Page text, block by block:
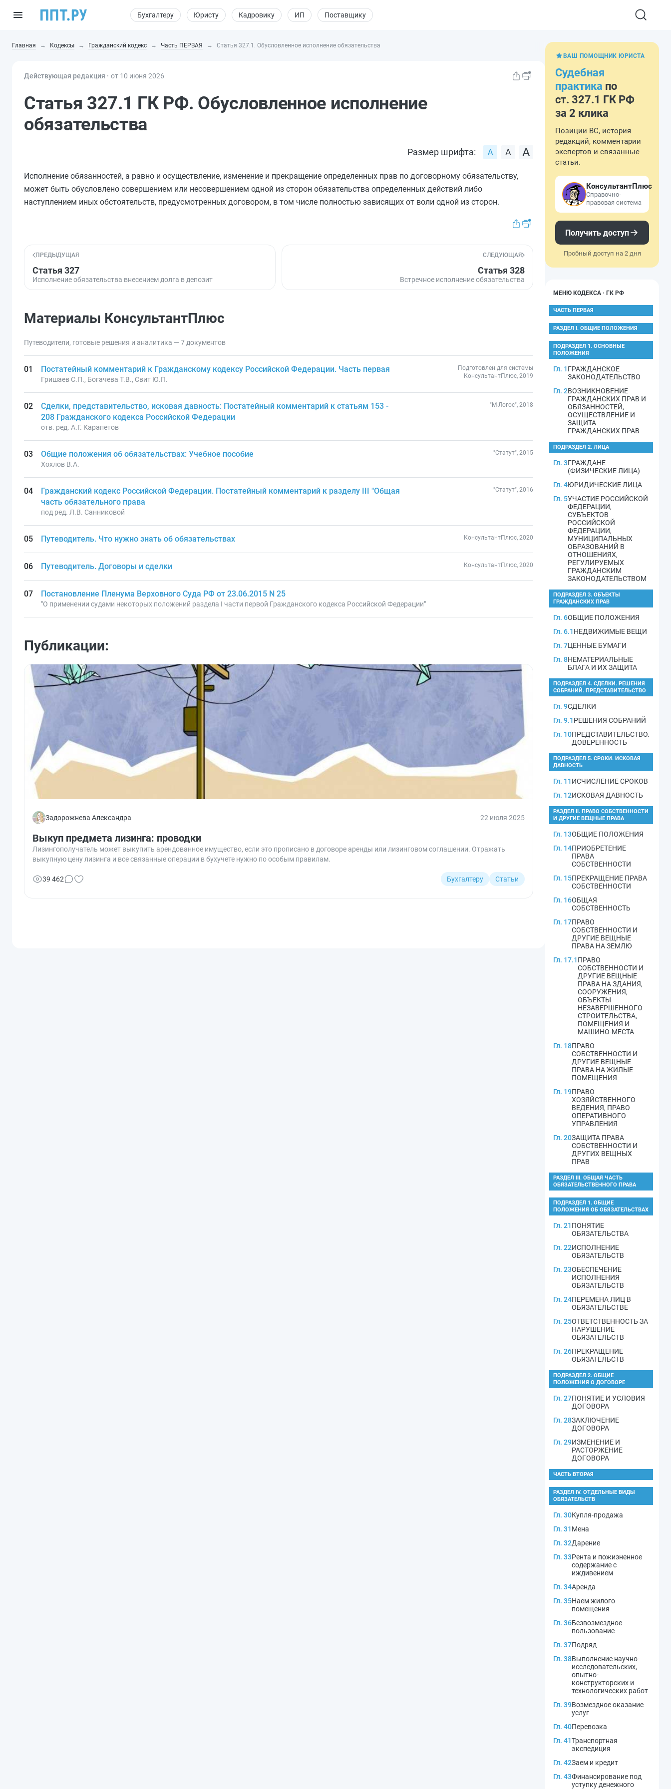
Бухгалтеру Юристу Кадровику ИП Поставщику
Главная Кодексы Гражданский кодекс Часть ПЕРВАЯ Статья 327.1. Обусловленное исполнение обязательства
Действующая редакция ⸱ от 10 июня 2026
Статья 327.1 ГК РФ. Обусловленное исполнение
обязательства
Размер шрифта:
Исполнение обязанностей, а равно и осуществление, изменение и прекращение определенных прав по договорному обязательству,
может быть обусловлено совершением или несовершением одной из сторон обязательства определенных действий либо
наступлением иных обстоятельств, предусмотренных договором, в том числе полностью зависящих от воли одной из сторон.
ПРЕДЫДУЩАЯ
Статья 327
Исполнение обязательства внесением долга в депозит
СЛЕДУЮЩАЯ
Статья 328
Встречное исполнение обязательства
Материалы КонсультантПлюс
Путеводители, готовые решения и аналитика — 7 документов
Постатейный комментарий к Гражданскому кодексу Российской Федерации. Часть первая
Гришаев С.П., Богачева Т.В., Свит Ю.П.
Подготовлен для системы
КонсультантПлюс, 2019
Сделки, представительство, исковая давность: Постатейный комментарий к статьям 153 -
208 Гражданского кодекса Российской Федерации
отв. ред. А.Г. Карапетов
"М-Логос", 2018
Общие положения об обязательствах: Учебное пособие
Хохлов В.А.
"Статут", 2015
Гражданский кодекс Российской Федерации. Постатейный комментарий к разделу III "Общая
часть обязательного права
под ред. Л.В. Санниковой
"Статут", 2016
Путеводитель. Что нужно знать об обязательствах КонсультантПлюс, 2020
Путеводитель. Договоры и сделки КонсультантПлюс, 2020
Постановление Пленума Верховного Суда РФ от 23.06.2015 N 25
"О применении судами некоторых положений раздела I части первой Гражданского кодекса Российской Федерации"
Публикации:
Задорожнева Александра 22 июля 2025
Выкуп предмета лизинга: проводки
Лизингополучатель может выкупить арендованное имущество, если это прописано в договоре аренды или лизинговом соглашении. Отражать
выкупную цену лизинга и все связанные операции в бухучете нужно по особым правилам.
Бухгалтеру Статьи
39 462
ВАШ ПОМОЩНИК ЮРИСТА
Судебная
практика по
ст. 327.1 ГК РФ
за 2 клика
Позиции ВС, история
редакций, комментарии
экспертов и связанные
статьи.
КонсультантПлюс
Справочно-
правовая система
Получить доступ
Пробный доступ на 2 дня
МЕНЮ КОДЕКСА · ГК РФ
ЧАСТЬ ПЕРВАЯ
РАЗДЕЛ I. ОБЩИЕ ПОЛОЖЕНИЯ
ПОДРАЗДЕЛ 1. ОСНОВНЫЕ
ПОЛОЖЕНИЯ
Гл. 1ГРАЖДАНСКОЕ
ЗАКОНОДАТЕЛЬСТВО
Гл. 2ВОЗНИКНОВЕНИЕ
ГРАЖДАНСКИХ ПРАВ И
ОБЯЗАННОСТЕЙ,
ОСУЩЕСТВЛЕНИЕ И
ЗАЩИТА
ГРАЖДАНСКИХ ПРАВ
ПОДРАЗДЕЛ 2. ЛИЦА
Гл. 3ГРАЖДАНЕ
(ФИЗИЧЕСКИЕ ЛИЦА)
Гл. 4ЮРИДИЧЕСКИЕ ЛИЦА
Гл. 5УЧАСТИЕ РОССИЙСКОЙ
ФЕДЕРАЦИИ,
СУБЪЕКТОВ
РОССИЙСКОЙ
ФЕДЕРАЦИИ,
МУНИЦИПАЛЬНЫХ
ОБРАЗОВАНИЙ В
ОТНОШЕНИЯХ,
РЕГУЛИРУЕМЫХ
ГРАЖДАНСКИМ
ЗАКОНОДАТЕЛЬСТВОМ
ПОДРАЗДЕЛ 3. ОБЪЕКТЫ
ГРАЖДАНСКИХ ПРАВ
Гл. 6ОБЩИЕ ПОЛОЖЕНИЯ
Гл. 6.1НЕДВИЖИМЫЕ ВЕЩИ
Гл. 7ЦЕННЫЕ БУМАГИ
Гл. 8НЕМАТЕРИАЛЬНЫЕ
БЛАГА И ИХ ЗАЩИТА
ПОДРАЗДЕЛ 4. СДЕЛКИ. РЕШЕНИЯ
СОБРАНИЙ. ПРЕДСТАВИТЕЛЬСТВО
Гл. 9СДЕЛКИ
Гл. 9.1РЕШЕНИЯ СОБРАНИЙ
Гл. 10ПРЕДСТАВИТЕЛЬСТВО.
ДОВЕРЕННОСТЬ
ПОДРАЗДЕЛ 5. СРОКИ. ИСКОВАЯ
ДАВНОСТЬ
Гл. 11ИСЧИСЛЕНИЕ СРОКОВ
Гл. 12ИСКОВАЯ ДАВНОСТЬ
РАЗДЕЛ II. ПРАВО СОБСТВЕННОСТИ
И ДРУГИЕ ВЕЩНЫЕ ПРАВА
Гл. 13ОБЩИЕ ПОЛОЖЕНИЯ
Гл. 14ПРИОБРЕТЕНИЕ
ПРАВА
СОБСТВЕННОСТИ
Гл. 15ПРЕКРАЩЕНИЕ ПРАВА
СОБСТВЕННОСТИ
Гл. 16ОБЩАЯ
СОБСТВЕННОСТЬ
Гл. 17ПРАВО
СОБСТВЕННОСТИ И
ДРУГИЕ ВЕЩНЫЕ
ПРАВА НА ЗЕМЛЮ
Гл. 17.1ПРАВО
СОБСТВЕННОСТИ И
ДРУГИЕ ВЕЩНЫЕ
ПРАВА НА ЗДАНИЯ,
СООРУЖЕНИЯ,
ОБЪЕКТЫ
НЕЗАВЕРШЕННОГО
СТРОИТЕЛЬСТВА,
ПОМЕЩЕНИЯ И
МАШИНО-МЕСТА
Гл. 18ПРАВО
СОБСТВЕННОСТИ И
ДРУГИЕ ВЕЩНЫЕ
ПРАВА НА ЖИЛЫЕ
ПОМЕЩЕНИЯ
Гл. 19ПРАВО
ХОЗЯЙСТВЕННОГО
ВЕДЕНИЯ, ПРАВО
ОПЕРАТИВНОГО
УПРАВЛЕНИЯ
Гл. 20ЗАЩИТА ПРАВА
СОБСТВЕННОСТИ И
ДРУГИХ ВЕЩНЫХ
ПРАВ
РАЗДЕЛ III. ОБЩАЯ ЧАСТЬ
ОБЯЗАТЕЛЬСТВЕННОГО ПРАВА
ПОДРАЗДЕЛ 1. ОБЩИЕ
ПОЛОЖЕНИЯ ОБ ОБЯЗАТЕЛЬСТВАХ
Гл. 21ПОНЯТИЕ
ОБЯЗАТЕЛЬСТВА
Гл. 22ИСПОЛНЕНИЕ
ОБЯЗАТЕЛЬСТВ
Гл. 23ОБЕСПЕЧЕНИЕ
ИСПОЛНЕНИЯ
ОБЯЗАТЕЛЬСТВ
Гл. 24ПЕРЕМЕНА ЛИЦ В
ОБЯЗАТЕЛЬСТВЕ
Гл. 25ОТВЕТСТВЕННОСТЬ ЗА
НАРУШЕНИЕ
ОБЯЗАТЕЛЬСТВ
Гл. 26ПРЕКРАЩЕНИЕ
ОБЯЗАТЕЛЬСТВ
ПОДРАЗДЕЛ 2. ОБЩИЕ
ПОЛОЖЕНИЯ О ДОГОВОРЕ
Гл. 27ПОНЯТИЕ И УСЛОВИЯ
ДОГОВОРА
Гл. 28ЗАКЛЮЧЕНИЕ
ДОГОВОРА
Гл. 29ИЗМЕНЕНИЕ И
РАСТОРЖЕНИЕ
ДОГОВОРА
ЧАСТЬ ВТОРАЯ
РАЗДЕЛ IV. ОТДЕЛЬНЫЕ ВИДЫ
ОБЯЗАТЕЛЬСТВ
Гл. 30Купля-продажа
Гл. 31Мена
Гл. 32Дарение
Гл. 33Рента и пожизненное
содержание с
иждивением
Гл. 34Аренда
Гл. 35Наем жилого
помещения
Гл. 36Безвозмездное
пользование
Гл. 37Подряд
Гл. 38Выполнение научно-
исследовательских,
опытно-
конструкторских и
технологических работ
Гл. 39Возмездное оказание
услуг
Гл. 40Перевозка
Гл. 41Транспортная
экспедиция
Гл. 42Заем и кредит
Гл. 43Финансирование под
уступку денежного